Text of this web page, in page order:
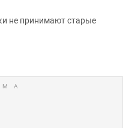
не принимают старые